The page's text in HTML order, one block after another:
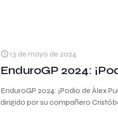
13 de mayo de 2024
EnduroGP 2024:
EnduroGP 2024: ¡Podio de Àlex
dirigido por su compañero